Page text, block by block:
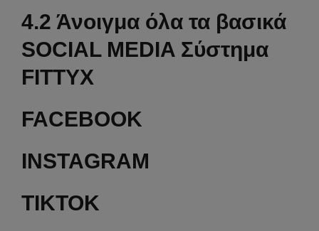
4.2 Άνοιγμα όλα τα βασικά
SOCIAL MEDIA Σύστημα
FITTYX
FACEBOOK
INSTAGRAM
TIKTOK